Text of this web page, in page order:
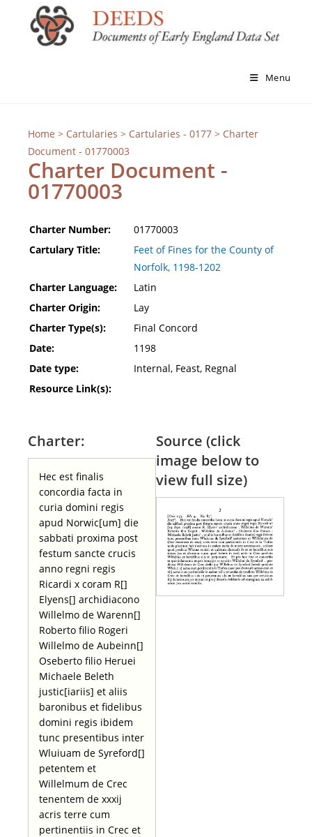
Menu
Home > Cartularies > Cartularies - 0177> Charter
Document - 01770003
Charter Document -
01770003
Charter Number:
01770003
Cartulary Title:
Feet of Fines for the County of
Norfolk, 1198-1202
Charter Language:
Latin
Charter Origin:
Lay
Charter Type(s):
Final Concord
Date:
1198
Date type:
Internal, Feast, Regnal
Resource Link(s):
Charter:
Hec est finalis
concordia facta in
curia domini regis
apud Norwic[um] die
sabbati proxima post
festum sancte crucis
anno regni regis
Ricardi x coram R[]
Elyens[] archidiacono
Willelmo de Warenn[]
Roberto filio Rogeri
Willelmo de Aubeinn[]
Oseberto filio Heruei
Michaele Beleth
justic[iariis] et aliis
baronibus et fidelibus
domini regis ibidem
tunc presentibus inter
Wluiuam de Syreford[]
petentem et
Willelmum de Crec
tenentem de xxxij
acris terre cum
pertinentiis in Crec et
Source (click
image below to
view full size)